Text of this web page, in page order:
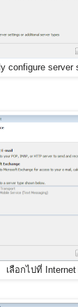
configure
เลือกไปที่ Internet